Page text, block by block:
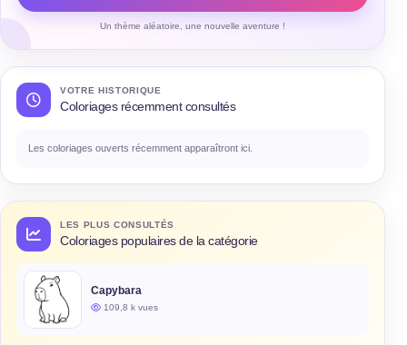
Un thème aléatoire, une nouvelle aventure !
VOTRE HISTORIQUE
Coloriages récemment consultés
Les coloriages ouverts récemment apparaîtront ici.
LES PLUS CONSULTÉS
Coloriages populaires de la catégorie
Capybara
109,8 k vues